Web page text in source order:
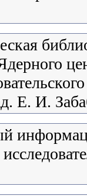
Е. И.